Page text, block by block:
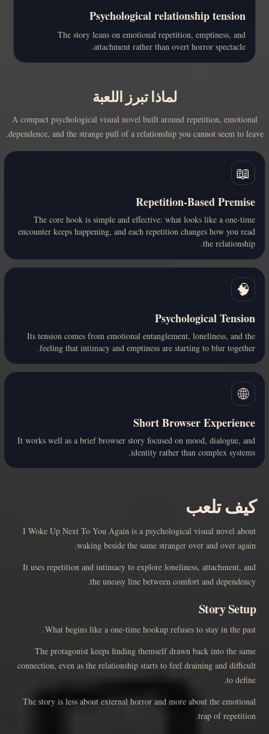
Psychological relationship tension
The story leans on emotional repetition, emptiness, and
attachment rather than overt horror spectacle.
لماذا تبرز اللعبة
A compact psychological visual novel built around repetition, emotional
dependence, and the strange pull of a relationship you cannot seem to leave.
📖
Repetition-Based Premise
The core hook is simple and effective: what looks like a one-time
encounter keeps happening, and each repetition changes how you read
the relationship.
🧠
Psychological Tension
Its tension comes from emotional entanglement, loneliness, and the
feeling that intimacy and emptiness are starting to blur together.
🌐
Short Browser Experience
It works well as a brief browser story focused on mood, dialogue, and
identity rather than complex systems.
كيف تلعب
I Woke Up Next To You Again is a psychological visual novel about
waking beside the same stranger over and over again.
It uses repetition and intimacy to explore loneliness, attachment, and
the uneasy line between comfort and dependency.
Story Setup
What begins like a one-time hookup refuses to stay in the past.
The protagonist keeps finding themself drawn back into the same
connection, even as the relationship starts to feel draining and difficult
to define.
The story is less about external horror and more about the emotional
trap of repetition.